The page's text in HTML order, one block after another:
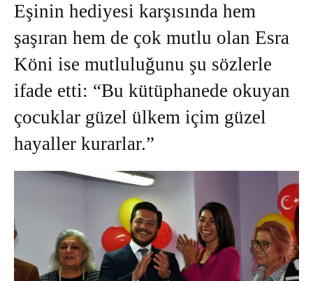
Eşinin hediyesi karşısında hem
şaşıran hem de çok mutlu olan Esra
Köni ise mutluluğunu şu sözlerle
ifade etti: “Bu kütüphanede okuyan
çocuklar güzel ülkem içim güzel
hayaller kurarlar.”